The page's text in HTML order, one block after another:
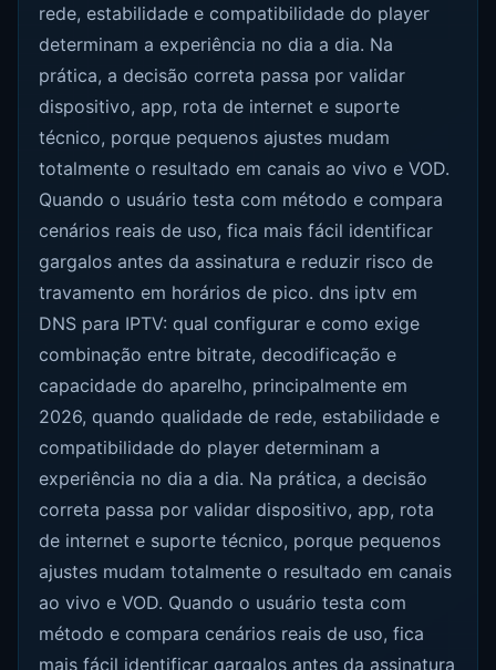
rede, estabilidade e compatibilidade do player
determinam a experiência no dia a dia. Na
prática, a decisão correta passa por validar
dispositivo, app, rota de internet e suporte
técnico, porque pequenos ajustes mudam
totalmente o resultado em canais ao vivo e VOD.
Quando o usuário testa com método e compara
cenários reais de uso, fica mais fácil identificar
gargalos antes da assinatura e reduzir risco de
travamento em horários de pico. dns iptv em
DNS para IPTV: qual configurar e como exige
combinação entre bitrate, decodificação e
capacidade do aparelho, principalmente em
2026, quando qualidade de rede, estabilidade e
compatibilidade do player determinam a
experiência no dia a dia. Na prática, a decisão
correta passa por validar dispositivo, app, rota
de internet e suporte técnico, porque pequenos
ajustes mudam totalmente o resultado em canais
ao vivo e VOD. Quando o usuário testa com
método e compara cenários reais de uso, fica
mais fácil identificar gargalos antes da assinatura